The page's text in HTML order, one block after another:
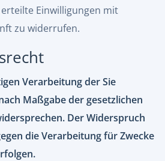
erteilte Einwilligungen mit
zu widerrufen.
Verarbeitung der Sie
Maßgabe der gesetzlichen
Der Widerspruch
die Verarbeitung für Zwecke